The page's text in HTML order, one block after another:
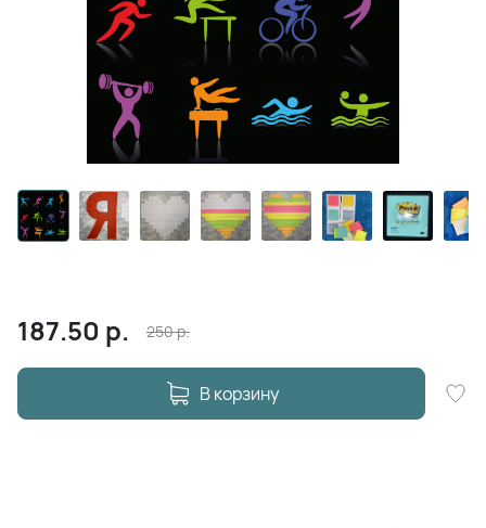
187.50 р. 250р.
В корзину